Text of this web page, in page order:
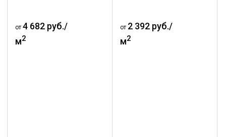
от 4 682 руб./
м2
от 2 392 руб./
м2